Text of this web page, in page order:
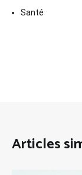
Santé
Articles